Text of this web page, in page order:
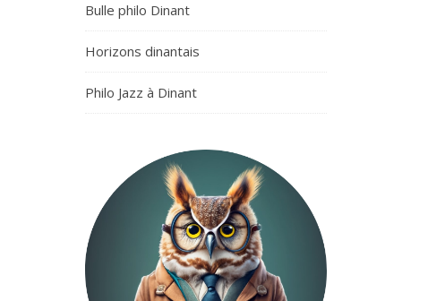
Bulle philo Dinant
Horizons dinantais
Philo Jazz à Dinant